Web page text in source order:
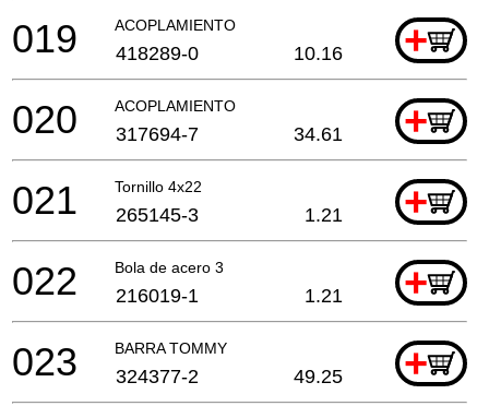
ACOPLAMIENTO +
019 418289-0 10.16
ACOPLAMIENTO +
020 317694-7 34.61
Tornillo 4x22 +
021 265145-3 1.21
Bola de acero 3 +
022 216019-1 1.21
BARRA TOMMY +
023 324377-2 49.25